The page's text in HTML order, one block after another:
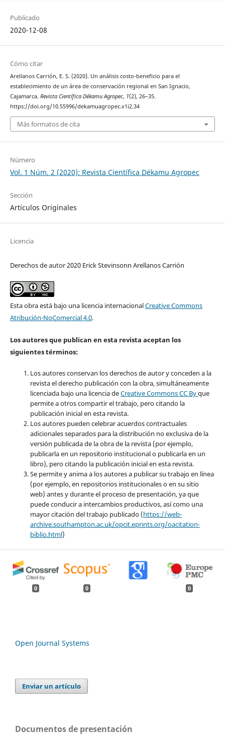
Publicado
2020-12-08
Cómo citar
Arellanos Carrión, E. S. (2020). Un análisis costo-beneficio para el
establecimiento de un área de conservación regional en San Ignacio,
Cajamarca. Revista Científica Dékamu Agropec, 1(2), 26–35.
https://doi.org/10.55996/dekamuagropec.v1i2.34
Más formatos de cita
Número
Vol. 1 Núm. 2 (2020): Revista Científica Dékamu Agropec
Sección
Artículos Originales
Licencia
Derechos de autor 2020 Erick Stevinsonn Arellanos Carrión
Esta obra está bajo una licencia internacionalCreative Commons
Atribución-NoComercial 4.0.
Los autores que publican en esta revista aceptan los
siguientes términos:
Los autores conservan los derechos de autor y conceden a la
revista el derecho publicación con la obra, simultáneamente
licenciada bajo una licencia deCreative Commons CC Byque
permite a otros compartir el trabajo, pero citando la
publicación inicial en esta revista.
Los autores pueden celebrar acuerdos contractuales
adicionales separados para la distribución no exclusiva de la
versión publicada de la obra de la revista (por ejemplo,
publicarla en un repositorio institucional o publicarla en un
libro), pero citando la publicación inicial en esta revista.
Se permite y anima a los autores a publicar su trabajo en línea
(por ejemplo, en repositorios institucionales o en su sitio
web) antes y durante el proceso de presentación, ya que
puede conducir a intercambios productivos, así como una
mayor citación del trabajo publicado (https://web-
archive.southampton.ac.uk/opcit.eprints.org/oacitation-
biblio.html)
0 0 0
Open Journal Systems
Enviar un artículo
Documentos de presentación